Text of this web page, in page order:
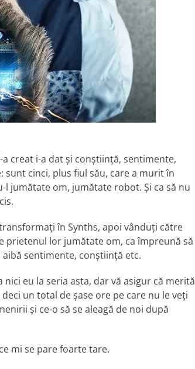
creat i-a dat și conștiință, sentimente,
cinci, plus fiul său, care a murit în
jumătate om, jumătate robot. Și ca să nu
în Synths, apoi vânduți către
prietenul lor jumătate om, ca împreună să
sentimente, conștiință etc.
eu la seria asta, dar vă asigur că merită
un total de șase ore pe care nu le veți
și ce-o să se aleagă de noi după
mi se pare foarte tare.